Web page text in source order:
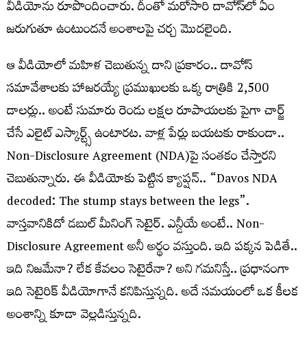
వీడియోను రూపొందించారు. దీంతో మరోసారి దావోస్‌లో ఏం
జరుగుతూ ఉంటుందనే అంశాలపై చర్చ మొదలైంది.
ఆ వీడియోలో మహిళ చెబుతున్న దాని ప్రకారం.. దావోస్‌
సమావేశాలకు హాజరయ్యే ప్రముఖులకు ఒక్క రాత్రికి 2,500
డాలర్లు.. అంటే సుమారు రెండు లక్షల రూపాయలకు పైగా చార్జ్‌
చేసే ఎలైట్‌ ఎస్కార్ట్స్‌ ఉంటారట. వాళ్ల పేర్లు బయటకు రాకుండా..
Non-Disclosure Agreement (NDA)పై సంతకం చేస్తారని
చెబుతున్నారు. ఈ వీడియోకు పెట్టిన క్యాప్షన్‌.. “Davos NDA
decoded: The stump stays between the legs”.
వాస్తవానికిదో డబుల్‌ మీనింగ్‌ సెటైర్‌. ఎన్డీయే అంటే.. Non-
Disclosure Agreement అనీ అర్థం వస్తుంది. ఇది పక్కన పెడితే..
ఇది నిజమేనా? లేక కేవలం సెటైరేనా? అని గమనిస్తే.. ప్రధానంగా
ఇది సెటైరిక్‌ వీడియోగానే కనిపిస్తున్నది. అదే సమయంలో ఒక కీలక
అంశాన్ని కూడా వెల్లడిస్తున్నది.